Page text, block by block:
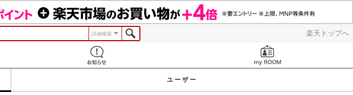
楽天トップへ
詳細検索
ユーザー